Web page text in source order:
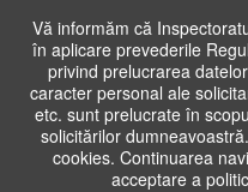
Vă informăm că
în aplicare prevederile
privind prelucrarea
caracter personal ale
etc. sunt prelucrate în
solicitărilor
cookies. Continuarea
acceptare a
Cauta
in
siteAcasa Cadre